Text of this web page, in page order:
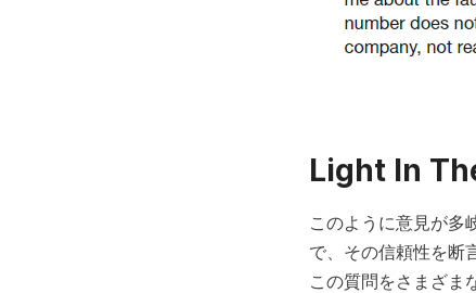
Light In
このように意見が多
で、その信頼性を断
この質問をさまざま